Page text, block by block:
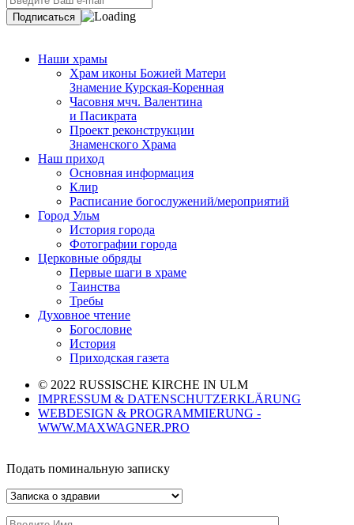
Наши храмы
Храм иконы Божией Матери
Знамение Курская-Коренная
Часовня мчч. Валентина
и Пасикрата
Проект реконструкции
Знаменского Храма
Наш приход
Основная информация
Клир
Расписание богослужений/мероприятий
Город Ульм
История города
Фотографии города
Церковные обряды
Первые шаги в храме
Таинства
Требы
Духовное чтение
Богословие
История
Приходская газета
© 2022 RUSSISCHE KIRCHE IN ULM
IMPRESSUM & DATENSCHUTZERKLÄRUNG
WEBDESIGN & PROGRAMMIERUNG -
WWW.MAXWAGNER.PRO
Подать поминальную записку